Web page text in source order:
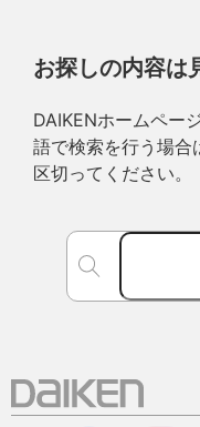
お探しの内容は
DAIKENホームペー
語で検索を行う場合
区切ってください。